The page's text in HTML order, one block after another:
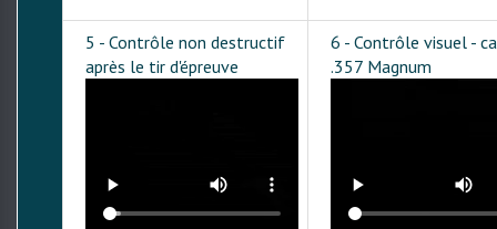
5 - Contrôle non destructif
après le tir d'épreuve
6 - Contrôle visuel -
.357 Magnum